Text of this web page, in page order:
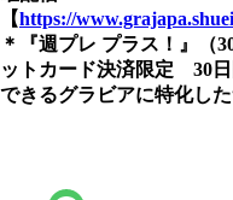
【https://
＊『週プレ プラス！』（
ットカード決済限定 30
できるグラビアに特化し